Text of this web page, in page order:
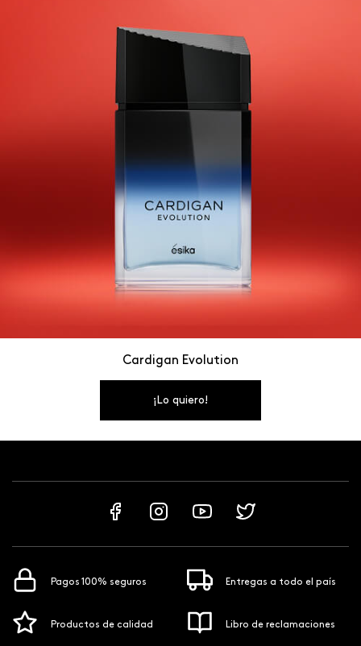
Cardigan Evolution
¡Lo quiero!
Pagos 100% seguros Entregas a todo el país
Productos de calidad Libro de reclamaciones